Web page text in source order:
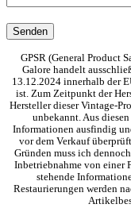
GPSR (General Product
Galore handelt
13.12.2024 innerhalb der
ist. Zum Zeitpunkt der
Hersteller dieser Vintage-
unbekannt. Aus
Informationen ausfindig
vor dem Verkauf
Gründen muss ich
Inbetriebnahme von einer
stehende
Restaurierungen werden